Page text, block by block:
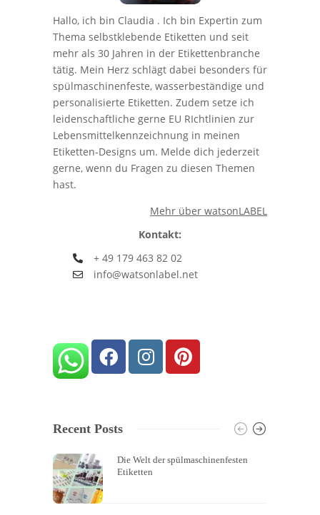
Hallo, ich bin Claudia . Ich bin Expertin zum
Thema selbstklebende Etiketten und seit
mehr als 30 Jahren in der Etikettenbranche
tätig. Mein Herz schlägt dabei besonders für
spülmaschinenfeste, wasserbeständige und
personalisierte Etiketten. Zudem setze ich
leidenschaftliche gerne EU RIchtlinien zur
Lebensmittelkennzeichnung in meinen
Etiketten-Designs um. Melde dich jederzeit
gerne, wenn du Fragen zu diesen Themen
hast.
Mehr über watsonLABEL
Kontakt:
+ 49 179 463 82 02
info@watsonlabel.net
Recent Posts
Die Welt der spülmaschinenfesten
Etiketten